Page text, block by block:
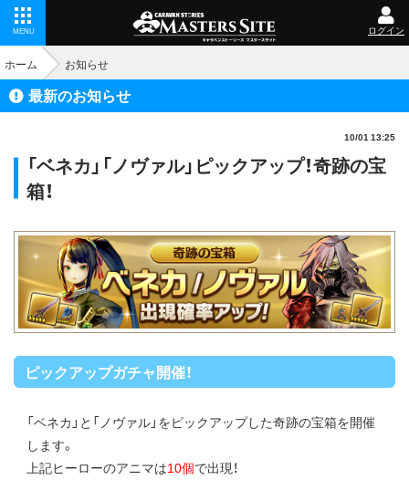
MENU ログイン
ホーム お知らせ
最新のお知らせ
10/01 13:25
「ベネカ」「ノヴァル」ピックアップ！奇跡の宝
箱！
ピックアップガチャ開催！
「ベネカ」と「ノヴァル」をピックアップした奇跡の宝箱を開催
します。
上記ヒーローのアニマは10個で出現！